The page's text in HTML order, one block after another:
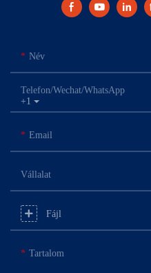
Név
+1
Telefon/Wechat/WhatsApp
Email
Vállalat
Fájl
Tartalom